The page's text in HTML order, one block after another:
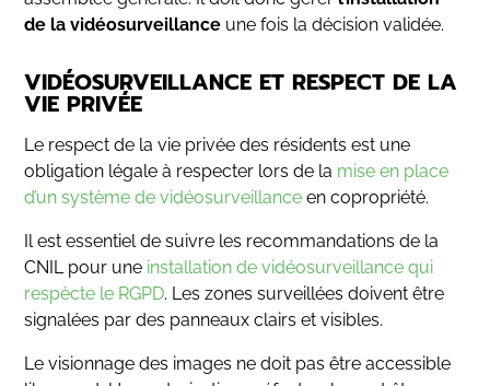
de la vidéosurveillance une fois la décision validée.
VIDÉOSURVEILLANCE ET RESPECT DE LA
VIE PRIVÉE
Le respect de la vie privée des résidents est une
obligation légale à respecter lors de la mise en place
d’un système de vidéosurveillance en copropriété.
Il est essentiel de suivre les recommandations de la
CNIL pour une installation de vidéosurveillance qui
respècte le RGPD. Les zones surveillées doivent être
signalées par des panneaux clairs et visibles.
Le visionnage des images ne doit pas être accessible